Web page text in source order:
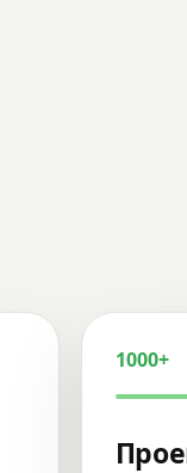
1000+